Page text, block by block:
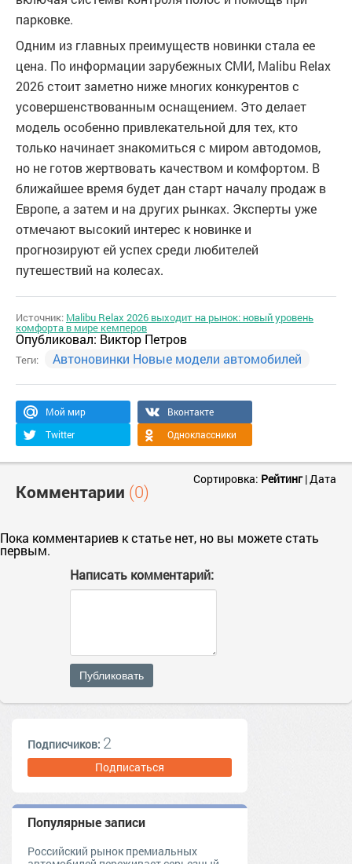
парковке.
Одним из главных преимуществ новинки стала ее
цена. По информации зарубежных СМИ, Malibu Relax
2026 стоит заметно ниже многих конкурентов с
усовершенствованным оснащением. Это делает
модель особенно привлекательной для тех, кто
только начинает знакомиться с миром автодомов,
но не готов жертвовать качеством и комфортом. В
ближайшее время будет дан старт началу продаж в
Европе, а затем и на других рынках. Эксперты уже
отмечают высокий интерес к новинке и
прогнозируют ей успех среди любителей
путешествий на колесах.
Источник: Malibu Relax 2026 выходит на рынок: новый уровень
комфорта в мире кемперов
Опубликовал:Виктор Петров
Теги: Автоновинки Новые модели автомобилей
Мой мир
Вконтакте
Twitter
Одноклассники
Комментарии (0)
Сортировка: Рейтинг|Дата
Пока комментариев к статье нет, но вы можете стать
первым.
Написать комментарий:
Публиковать
Подписчиков: 2
Подписаться
Популярные записи
Российский рынок премиальных